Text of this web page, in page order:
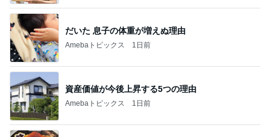
だいた 息子の体重が増えぬ理由
Amebaトピックス 1日前
資産価値が今後上昇する5つの理由
Amebaトピックス 1日前